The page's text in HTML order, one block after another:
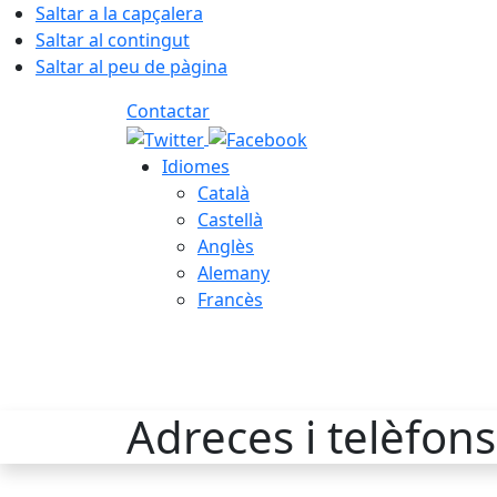
Saltar a la capçalera
Saltar al contingut
Saltar al peu de pàgina
Contactar
Idiomes
Català
Castellà
Anglès
Alemany
Francès
Adreces i telèfons